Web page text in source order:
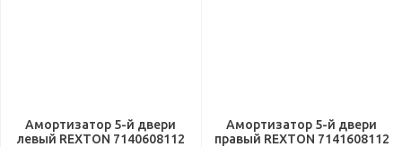
Амортизатор 5-й двери
левый REXTON 7140608112
Амортизатор 5-й двери
правый REXTON 7141608112